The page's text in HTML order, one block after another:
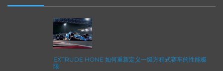
EXTRUDE HONE 如何重新定义一级方程式赛车的性能极
限